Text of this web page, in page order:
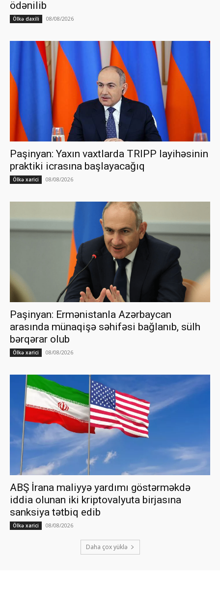
ödənilib
Ölkə daxili 08/08/2026
Paşinyan: Yaxın vaxtlarda TRIPP layihəsinin
praktiki icrasına başlayacağıq
Ölkə xarici 08/08/2026
Paşinyan: Ermənistanla Azərbaycan
arasında münaqişə səhifəsi bağlanıb, sülh
bərqərar olub
Ölkə xarici 08/08/2026
ABŞ İrana maliyyə yardımı göstərməkdə
iddia olunan iki kriptovalyuta birjasına
sanksiya tətbiq edib
Ölkə xarici 08/08/2026
Daha çox yüklə